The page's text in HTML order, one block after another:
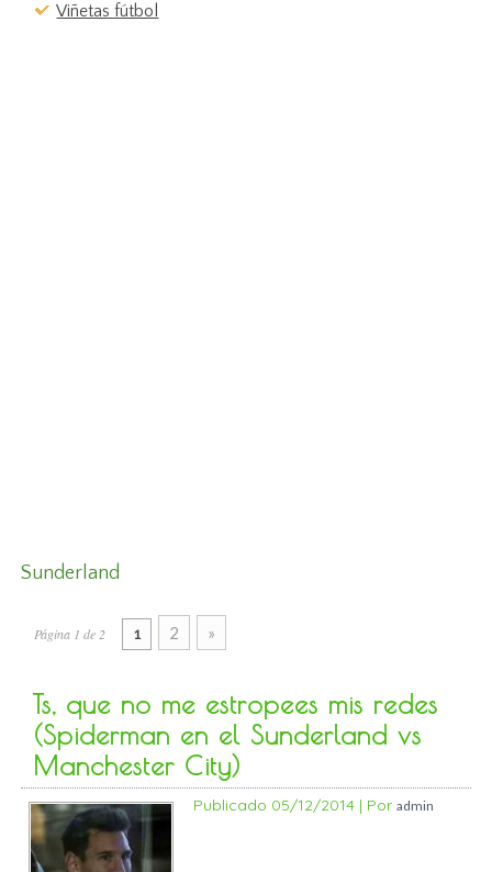
Viñetas fútbol
Sunderland
Página 1 de 2 1 2 »
Ts, que no me estropees mis redes
(Spiderman en el Sunderland vs
Manchester City)
Publicado 05/12/2014 | Por admin